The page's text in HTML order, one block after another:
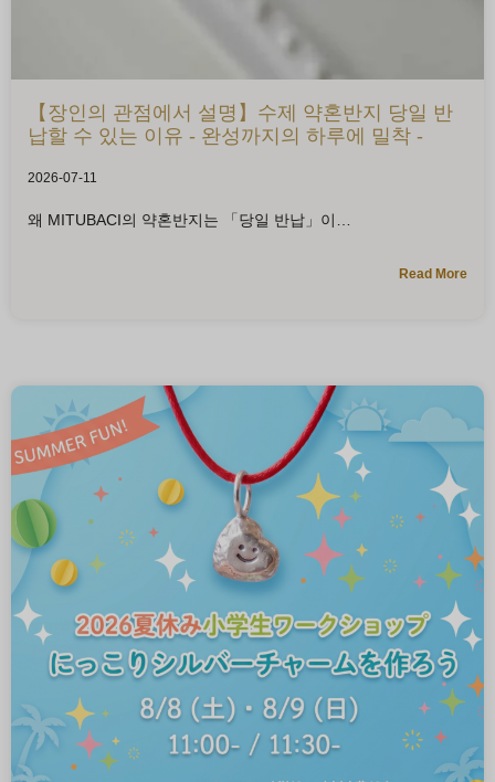
【장인의 관점에서 설명】수제 약혼반지 당일 반
납할 수 있는 이유 - 완성까지의 하루에 밀착 -
2026-07-11
왜 MITUBACI의 약혼반지는 「당일 반납」이
Read More